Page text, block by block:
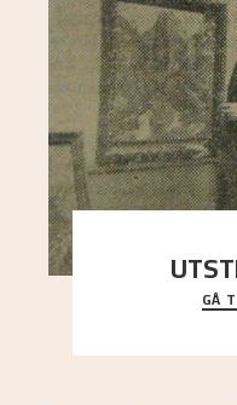
Då Astrup
Kaland og
GÅ